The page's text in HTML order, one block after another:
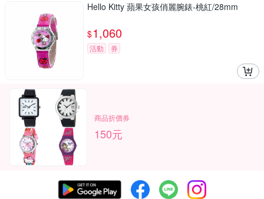
Hello Kitty 蘋果女孩俏麗腕錶-桃紅/28mm
$1,060
活動 券
商品折價券
150元